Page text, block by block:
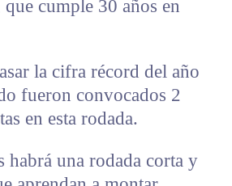
que cumple 30 años en
la cifra récord del año
fueron convocados 2
en esta rodada.
habrá una rodada corta y